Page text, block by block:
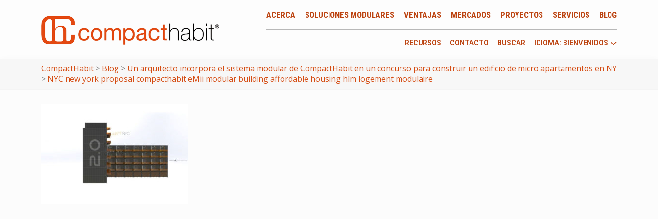
ACERCA SOLUCIONES MODULARES VENTAJAS MERCADOS PROYECTOS SERVICIOS BLOG
RECURSOS CONTACTO BUSCAR IDIOMA: BIENVENIDOS
CompactHabit > Blog > Un arquitecto incorpora el sistema modular de CompactHabit en un concurso para construir un edificio de micro apartamentos en NY
> NYC new york proposal compacthabit eMii modular building affordable housing hlm logement modulaire